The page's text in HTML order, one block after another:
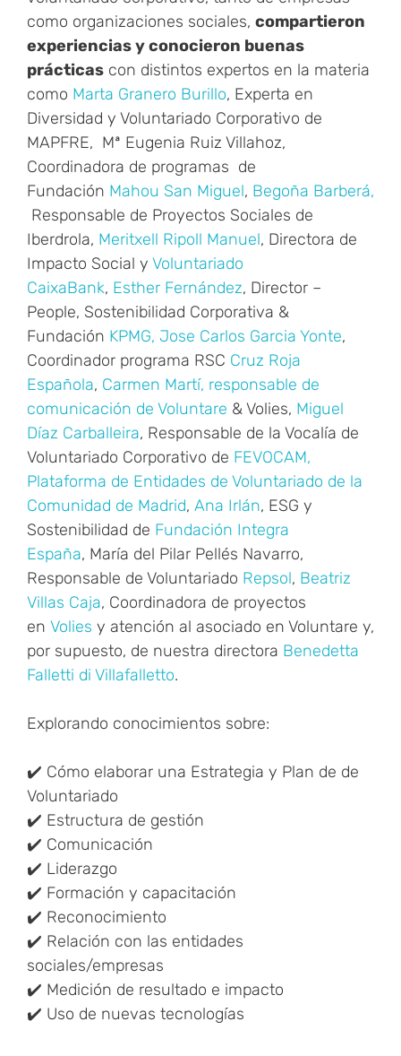
como organizaciones sociales, compartieron
experiencias y conocieron buenas
prácticas con distintos expertos en la materia
como Marta Granero Burillo, Experta en
Diversidad y Voluntariado Corporativo de
MAPFRE, Mª Eugenia Ruiz Villahoz,
Coordinadora de programas de
Fundación Mahou San Miguel, Begoña Barberá,
Responsable de Proyectos Sociales de
Iberdrola, Meritxell Ripoll Manuel, Directora de
Impacto Social y Voluntariado
CaixaBank, Esther Fernández, Director –
People, Sostenibilidad Corporativa &
Fundación KPMG, Jose Carlos Garcia Yonte,
Coordinador programa RSC Cruz Roja
Española, Carmen Martí, responsable de
comunicación de Voluntare & Volies, Miguel
Díaz Carballeira, Responsable de la Vocalía de
Voluntariado Corporativo de FEVOCAM,
Plataforma de Entidades de Voluntariado de la
Comunidad de Madrid, Ana Irlán, ESG y
Sostenibilidad de Fundación Integra
España, María del Pilar Pellés Navarro,
Responsable de Voluntariado Repsol, Beatriz
Villas Caja, Coordinadora de proyectos
en Volies y atención al asociado en Voluntare y,
por supuesto, de nuestra directora Benedetta
Falletti di Villafalletto.
Explorando conocimientos sobre:
✔️ Cómo elaborar una Estrategia y Plan de de
Voluntariado
✔️ Estructura de gestión
✔️ Comunicación
✔️ Liderazgo
✔️ Formación y capacitación
✔️ Reconocimiento
✔️ Relación con las entidades
sociales/empresas
✔️ Medición de resultado e impacto
✔️ Uso de nuevas tecnologías